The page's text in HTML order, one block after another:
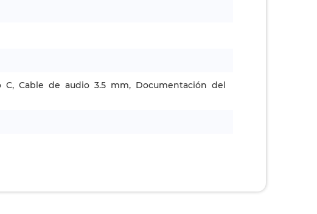
C, Cable de audio 3.5 mm, Documentación del